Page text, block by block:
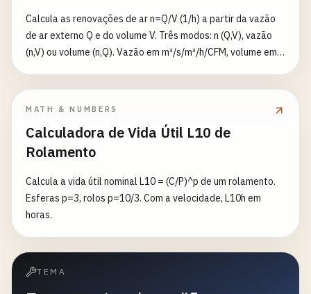
Calcula as renovações de ar n=Q/V (1/h) a partir da vazão
de ar externo Q e do volume V. Três modos: n (Q,V), vazão
(n,V) ou volume (n,Q). Vazão em m³/s/m³/h/CFM, volume em
MATH & NUMBERS
Calculadora de Vida Útil L10 de
Rolamento
Calcula a vida útil nominal L10 = (C/P)^p de um rolamento.
Esferas p=3, rolos p=10/3. Com a velocidade, L10h em
horas.
TEMA